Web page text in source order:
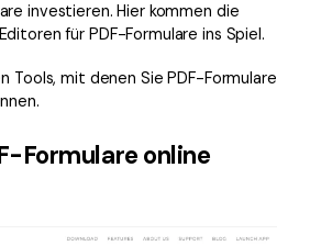
investieren. Hier kommen die
für PDF-Formulare ins Spiel.
Tools, mit denen Sie PDF-Formulare
Formulare online